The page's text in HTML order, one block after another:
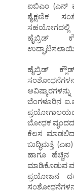
ಐಬಿಎಂ (ಎನ್
ಶೈಕ್ಷಣಿಕ
ಸಹಯೋಗದಲ್ಲಿ
ಹೈಬ್ರಿಡ್
ಹೈಬ್ರಿಡ್
ಬೆಂಗಳೂರಿನ
ಬೋಧಕ
ಕೆಲಸ
ಬುದ್ಧಿಮತ್ತೆ
ಹಾಗೂ ಹೆಚ್ಚಿನ
ಮಾಡಿಕೊಡುವ
ಪ್ರಯೋಜನ